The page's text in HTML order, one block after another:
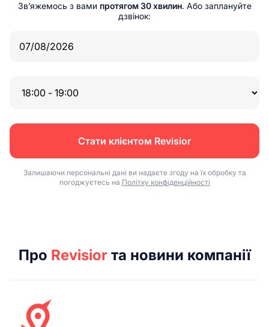
Зв’яжемось з вами протягом 30 хвилин. Або заплануйте
дзвінок:
Стати клієнтом Revisior
Залишаючи персональні дані ви надаєте згоду на їх обробку та
погоджуєтесь на Політку конфіденційності
Про Revisior та новини компанії